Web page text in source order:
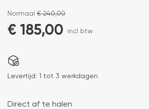
Normaal €240,00
€ 185,00 incl btw
Levertijd: 1 tot 3 werkdagen
Direct af te halen